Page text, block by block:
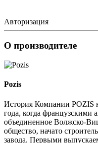
Авторизация
О производителе
Pozis
История Компании POZIS
года, когда французскими
объединенное Волжско-
общество, начато
завода. Первыми